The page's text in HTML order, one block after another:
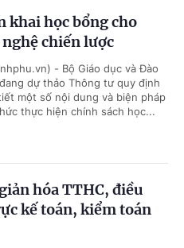
khai học bổng cho
chiến lược
- Bộ Giáo dục và Đào
dự thảo Thông tư quy định
một số nội dung và biện pháp
thực hiện chính sách học...
hóa TTHC, điều
kế toán, kiểm toán